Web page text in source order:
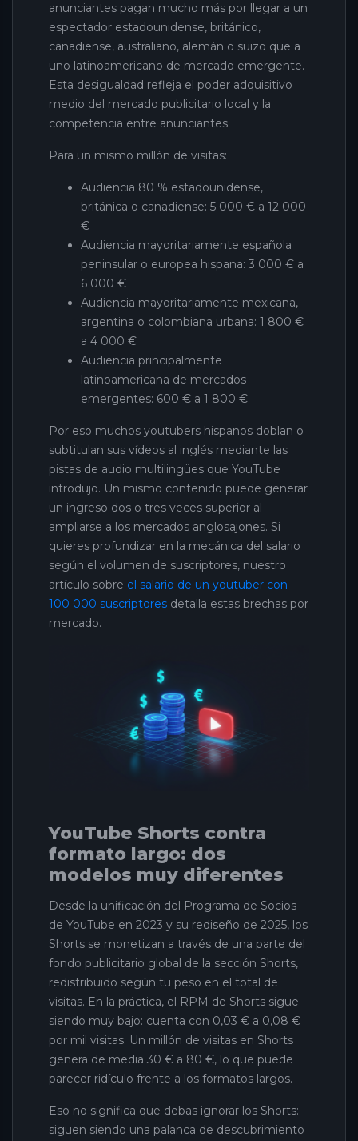
anunciantes pagan mucho más por llegar a un
espectador estadounidense, británico,
canadiense, australiano, alemán o suizo que a
uno latinoamericano de mercado emergente.
Esta desigualdad refleja el poder adquisitivo
medio del mercado publicitario local y la
competencia entre anunciantes.
Para un mismo millón de visitas:
Audiencia 80 % estadounidense,
británica o canadiense: 5 000 € a 12 000
€
Audiencia mayoritariamente española
peninsular o europea hispana: 3 000 € a
6 000 €
Audiencia mayoritariamente mexicana,
argentina o colombiana urbana: 1 800 €
a 4 000 €
Audiencia principalmente
latinoamericana de mercados
emergentes: 600 € a 1 800 €
Por eso muchos youtubers hispanos doblan o
subtitulan sus vídeos al inglés mediante las
pistas de audio multilingües que YouTube
introdujo. Un mismo contenido puede generar
un ingreso dos o tres veces superior al
ampliarse a los mercados anglosajones. Si
quieres profundizar en la mecánica del salario
según el volumen de suscriptores, nuestro
artículo sobre el salario de un youtuber con
100 000 suscriptores detalla estas brechas por
mercado.
YouTube Shorts contra
formato largo: dos
modelos muy diferentes
Desde la unificación del Programa de Socios
de YouTube en 2023 y su rediseño de 2025, los
Shorts se monetizan a través de una parte del
fondo publicitario global de la sección Shorts,
redistribuido según tu peso en el total de
visitas. En la práctica, el RPM de Shorts sigue
siendo muy bajo: cuenta con 0,03 € a 0,08 €
por mil visitas. Un millón de visitas en Shorts
genera de media 30 € a 80 €, lo que puede
parecer ridículo frente a los formatos largos.
Eso no significa que debas ignorar los Shorts:
siguen siendo una palanca de descubrimiento